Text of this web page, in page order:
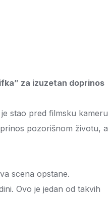
za izuzetan doprinos
stao pred filmsku kameru
pozorišnom životu, a
scena opstane.
Ovo je jedan od takvih